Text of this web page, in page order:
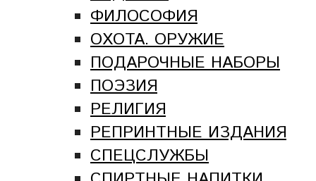
ФИЛОСОФИЯ
ОХОТА. ОРУЖИЕ
ПОДАРОЧНЫЕ НАБОРЫ
ПОЭЗИЯ
РЕЛИГИЯ
РЕПРИНТНЫЕ ИЗДАНИЯ
СПЕЦСЛУЖБЫ